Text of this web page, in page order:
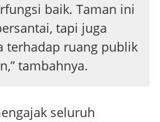
baik. Taman ini
tapi juga
terhadap ruang publik
tambahnya.
seluruh